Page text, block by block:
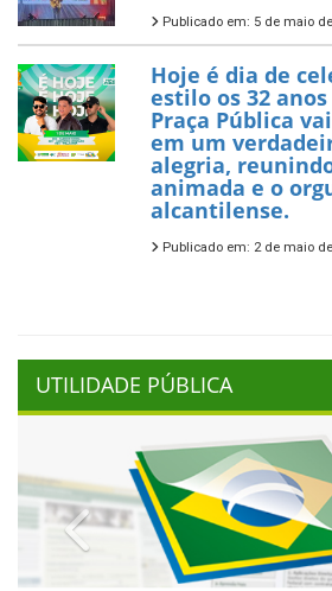
Publicado em: 5 de maio
Hoje é dia de
estilo os 32
Praça Pública
em um
alegria,
animada e o
alcantilense.
Publicado em: 2 de maio
UTILIDADE PÚBLICA
Previous